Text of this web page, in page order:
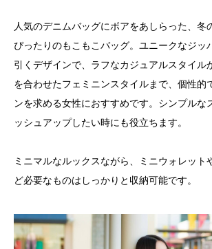
人気のデニムバッグにボアをあしらった、冬
ぴったりのもこもこバッグ。ユニークなジッ
引くデザインで、ラフなカジュアルスタイル
を合わせたフェミニンスタイルまで、個性的
ンを求める女性におすすめです。シンプルな
ッシュアップしたい時にも役立ちます。
ミニマルなルックスながら、ミニウォレット
ど必要なものはしっかりと収納可能です。